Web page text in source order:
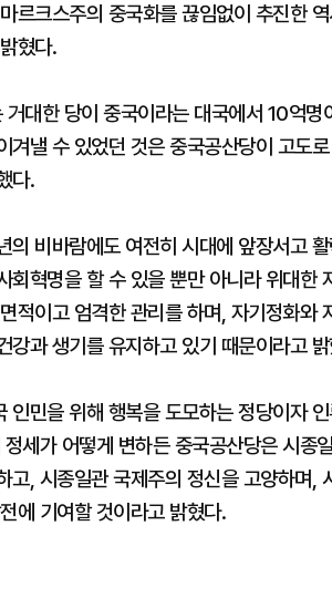
르크스주의 중국화를 끊임없이 추진한
혔다.
대한 당이 중국이라는 대국에서 10억
겨낼 수 있었던 것은 중국공산당이 고도
다.
의 비바람에도 여전히 시대에 앞장서고
회혁명을 할 수 있을 뿐만 아니라 위대한
적이고 엄격한 관리를 하며, 자기정화와
강과 생기를 유지하고 있기 때문이라고
인민을 위해 행복을 도모하는 정당이자
세가 어떻게 변하든 중국공산당은 시종일
고, 시종일관 국제주의 정신을 고양하며,
에 기여할 것이라고 밝혔다.